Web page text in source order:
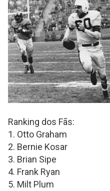
Ranking dos Fãs:
1. Otto Graham
2. Bernie Kosar
3. Brian Sipe
4. Frank Ryan
5. Milt Plum